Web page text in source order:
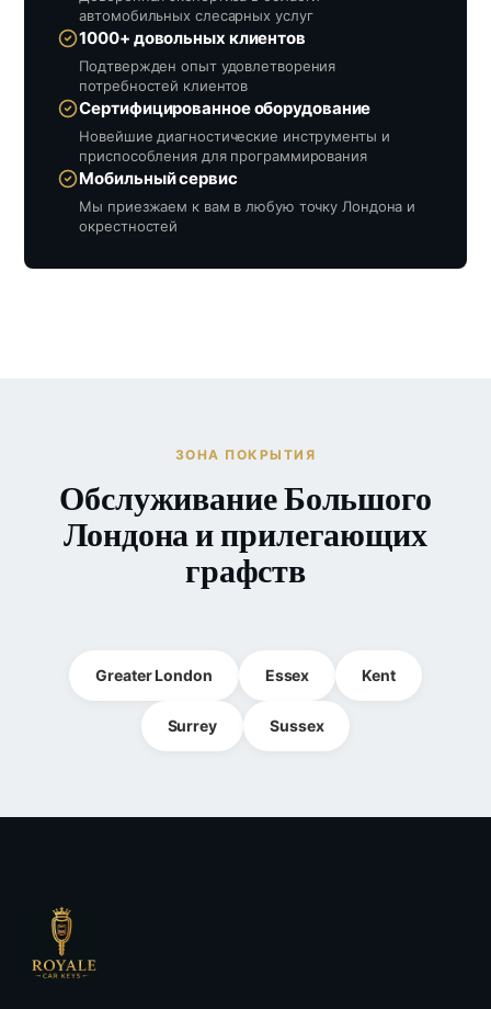
автомобильных слесарных услуг
1000+ довольных клиентов
Подтвержден опыт удовлетворения
потребностей клиентов
Сертифицированное оборудование
Новейшие диагностические инструменты и
приспособления для программирования
Мобильный сервис
Мы приезжаем к вам в любую точку Лондона и
окрестностей
ЗОНА ПОКРЫТИЯ
Обслуживание Большого
Лондона и прилегающих
графств
Greater London Essex Kent
Surrey Sussex